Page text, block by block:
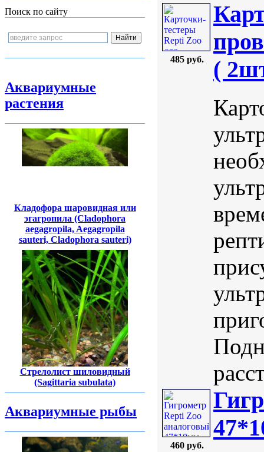
Поиск по сайту
Аквариумные
растения
Кладофора шаровидная или
эгагропила (Cladophora
aegagropila, Aegagropila
sauteri, Cladophora sauteri)
Стрелолист шиловидный
(Sagittaria subulata)
Аквариумные рыбы
485 руб.
(
460 руб.